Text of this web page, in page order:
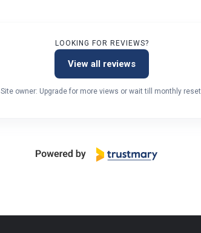
LOOKING FOR REVIEWS?
View all reviews
Site owner: Upgrade for more views or wait till monthly reset.